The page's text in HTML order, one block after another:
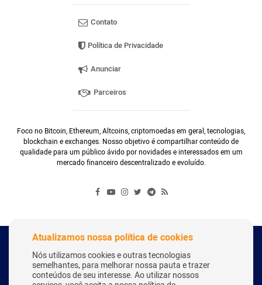
Contato
Política de Privacidade
Anunciar
Parceiros
Foco no Bitcoin, Ethereum, Altcoins, criptomoedas em geral, tecnologias,
blockchain e exchanges. Nosso objetivo é compartilhar conteúdo de
qualidade para um público ávido por novidades e interessados em um
mercado financeiro descentralizado e evoluído.
Copyright Webitcoin 2018 - Todos os Direitos Reservados
Atualizamos nossa política de cookies
Nós utilizamos cookies e outras tecnologias
semelhantes, para melhorar nossa pauta e trazer
conteúdos de seu interesse. Ao utilizar nossos